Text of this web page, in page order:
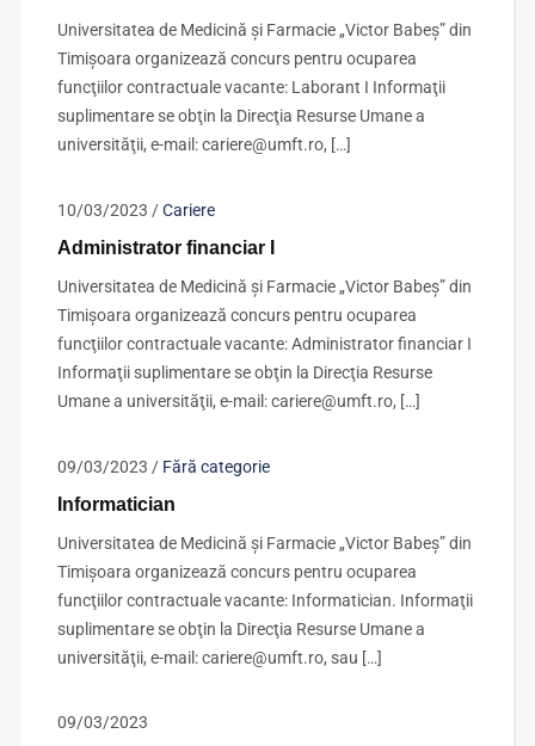
Universitatea de Medicină şi Farmacie „Victor Babeş” din
Timişoara organizează concurs pentru ocuparea
funcţiilor contractuale vacante: Laborant I Informaţii
suplimentare se obţin la Direcţia Resurse Umane a
universităţii, e-mail: cariere@umft.ro, […]
10/03/2023 /Cariere
Administrator financiar I
Universitatea de Medicină şi Farmacie „Victor Babeş” din
Timişoara organizează concurs pentru ocuparea
funcţiilor contractuale vacante: Administrator financiar I
Informaţii suplimentare se obţin la Direcţia Resurse
Umane a universităţii, e-mail: cariere@umft.ro, […]
09/03/2023 / Fără categorie
Informatician
Universitatea de Medicină şi Farmacie „Victor Babeş” din
Timişoara organizează concurs pentru ocuparea
funcţiilor contractuale vacante: Informatician. Informaţii
suplimentare se obţin la Direcţia Resurse Umane a
universităţii, e-mail: cariere@umft.ro, sau […]
09/03/2023